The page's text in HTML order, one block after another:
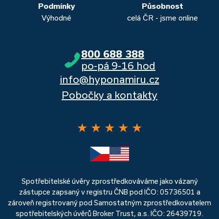
Podmínky
Výhodné
Působnost
celá ČR - jsme online
800 688 388
po-pá 9-16 hod
info@hyponamiru.cz
Pobočky a kontakty
★ ★ ★ ★ ★
Spotřebitelské úvěry zprostředkováváme jako vázaný
zástupce zapsaný v registru ČNB pod IČO: 05736501 a
zároveň registrovaný pod Samostatným zprostředkovatelem
spotřebitelských úvěrů Broker Trust, a.s. IČO: 26439719.